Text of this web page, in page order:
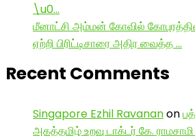
\u0…
மீனாட்சி அம்மன் கோவில்
ஏற்றி பிரிட்டிசாரை அதிர வைத்த …
Recent Comments
Singapore Ezhil Ravananon
அகத்தமிழ் உறவு டாக்டர் கே.